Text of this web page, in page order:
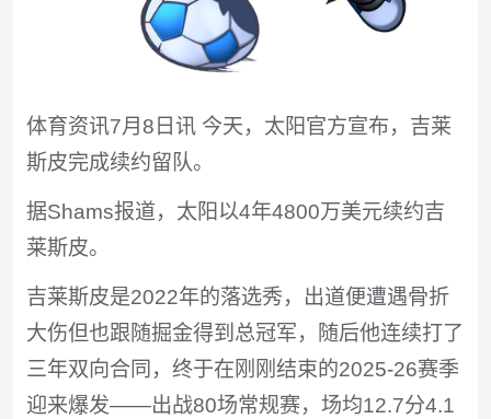
体育资讯7月8日讯 今天，太阳官方宣布，吉莱
斯皮完成续约留队。
据Shams报道，太阳以4年4800万美元续约吉
莱斯皮。
吉莱斯皮是2022年的落选秀，出道便遭遇骨折
大伤但也跟随掘金得到总冠军，随后他连续打了
三年双向合同，终于在刚刚结束的2025-26赛季
迎来爆发——出战80场常规赛，场均12.7分4.1